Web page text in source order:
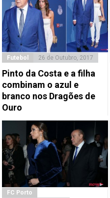
Futebol 26 de Outubro, 2017
Pinto da Costa e a filha
combinam o azul e
branco nos Dragões de
Ouro
FC Porto